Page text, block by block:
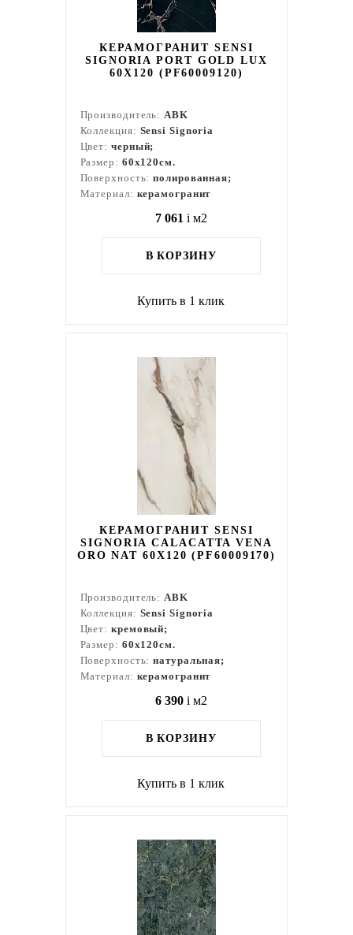
КЕРАМОГРАНИТ SENSI
SIGNORIA PORT GOLD LUX
60X120 (PF60009120)
Производитель:ABK
Коллекция: Sensi Signoria
Цвет: черный;
Размер: 60x120см.
Поверхность:полированная;
Материал: керамогранит
7 061 i м2
В КОРЗИНУ
Купить в 1 клик
КЕРАМОГРАНИТ SENSI
SIGNORIA CALACATTA VENA
ORO NAT 60X120 (PF60009170)
Производитель:ABK
Коллекция: Sensi Signoria
Цвет: кремовый;
Размер: 60x120см.
Поверхность:натуральная;
Материал: керамогранит
6 390 i м2
В КОРЗИНУ
Купить в 1 клик